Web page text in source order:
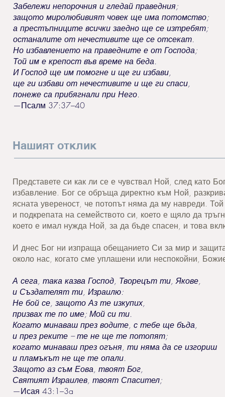
Забележи непорочния и гледай праведния;
защото миролюбивият човек ще има потомство;
а престъпниците всички заедно ще се изтребят;
останалите от нечестивите ще се отсекат.
Но избавлението на праведните е от Господа;
Той им е крепост във време на беда.
И Господ ще им помогне и ще ги избави,
ще ги избави от нечестивите и ще ги спаси,
понеже са прибягнали при Него.
—Псалм 37:37–40
Нашият отклик
Представете си как ли се е чувствал Ной, след като
избавление. Бог се обръща директно към Ной,
ясната увереност, че потопът няма да му навреди.
и подкрепата на семейството си, което е щяло да
което е имал нужда Ной, за да бъде спасен, и това
И днес Бог ни изпраща обещанието Си за мир и
около нас, когато сме уплашени или неспокойни,
А сега, така казва Господ, Творецът ти, Якове,
и Създателят ти, Израилю:
Не бой се, защото Аз те изкупих,
призвах те по име; Мой си ти.
Когато минаваш през водите, с тебе ще бъда,
и през реките – те не ще те потопят;
когато минаваш през огъня, ти няма да се изгориш
и пламъкът не ще те опали.
Защото аз съм Еова, твоят Бог,
Святият Израилев, твоят Спасител;
—Исая 43:1–3a